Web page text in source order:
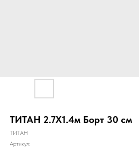
ТИТАН 2.7Х1.4м Борт 30 см
ТИТАН
Артикул: